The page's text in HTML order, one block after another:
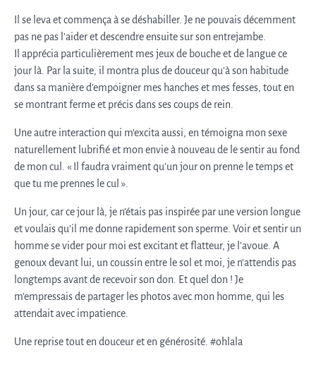
Il se leva et commença à se déshabiller. Je ne pouvais décemment
pas ne pas l’aider et descendre ensuite sur son entrejambe.
Il apprécia particulièrement mes jeux de bouche et de langue ce
jour là. Par la suite, il montra plus de douceur qu’à son habitude
dans sa manière d’empoigner mes hanches et mes fesses, tout en
se montrant ferme et précis dans ses coups de rein.
Une autre interaction qui m’excita aussi, en témoigna mon sexe
naturellement lubrifié et mon envie à nouveau de le sentir au fond
de mon cul. « Il faudra vraiment qu’un jour on prenne le temps et
que tu me prennes le cul ».
Un jour, car ce jour là, je n’étais pas inspirée par une version longue
et voulais qu’il me donne rapidement son sperme. Voir et sentir un
homme se vider pour moi est excitant et flatteur, je l’avoue. A
genoux devant lui, un coussin entre le sol et moi, je n’attendis pas
longtemps avant de recevoir son don. Et quel don ! Je
m’empressais de partager les photos avec mon homme, qui les
attendait avec impatience.
Une reprise tout en douceur et en générosité. #ohlala